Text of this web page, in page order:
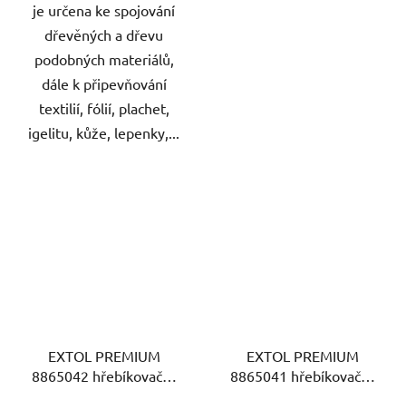
je určena ke spojování
dřevěných a dřevu
podobných materiálů,
dále k připevňování
textilií, fólií, plachet,
igelitu, kůže, lepenky,...
EXTOL PREMIUM
8865042 hřebíkovačka
EXTOL PREMIUM
8865041 hřebíkovačka